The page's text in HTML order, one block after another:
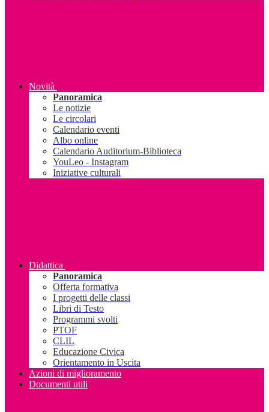
Novità
Panoramica
Le notizie
Le circolari
Calendario eventi
Albo online
Calendario Auditorium-Biblioteca
YouLeo - Instagram
Iniziative culturali
Didattica
Panoramica
Offerta formativa
I progetti delle classi
Libri di Testo
Programmi svolti
PTOF
CLIL
Educazione Civica
Orientamento in Uscita
Azioni di miglioramento
Documenti utili